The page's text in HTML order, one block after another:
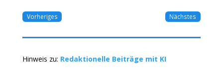
Vorheriges Nächstes
Hinweis zu: Redaktionelle Beiträge mit KI